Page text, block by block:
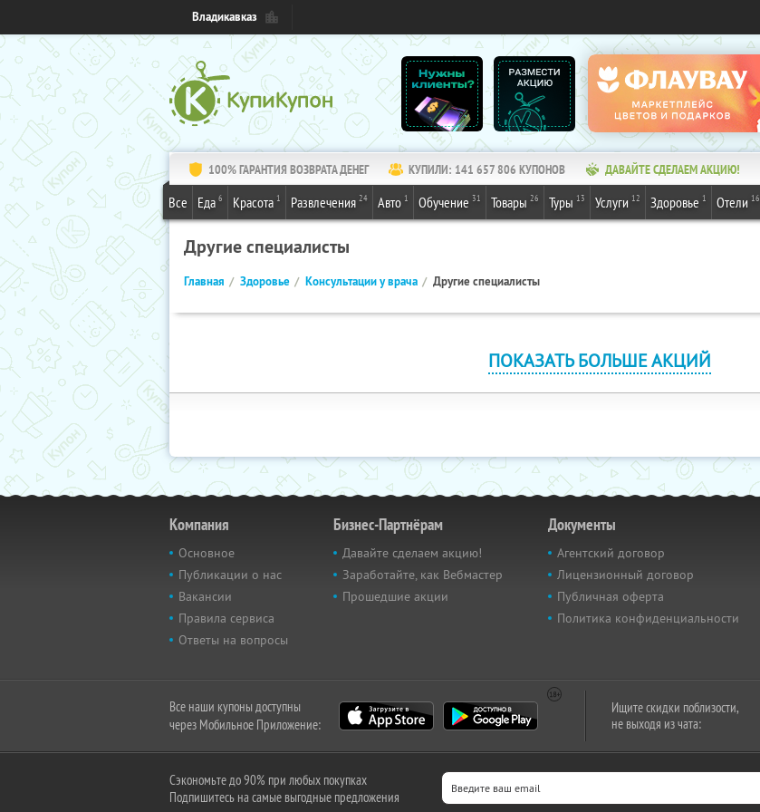
Владикавказ
100% ГАРАНТИЯ ВОЗВРАТА ДЕНЕГ КУПИЛИ: 141 657 806 КУПОНОВ ДАВАЙТЕ СДЕЛАЕМ АКЦИЮ!
Все Еда 6 Красота 1 Развлечения 24 Авто 1 Обучение 31 Товары 26 Туры 13 Услуги 12 Здоровье 1 Отели 16
Другие специалисты
Главная Здоровье Консультации у врача Другие специалисты
ПОКАЗАТЬ БОЛЬШЕ АКЦИЙ
Компания
Основное
Публикации о нас
Вакансии
Правила сервиса
Ответы на вопросы
Бизнес-Партнёрам
Давайте сделаем акцию!
Заработайте, как Вебмастер
Прошедшие акции
Документы
Агентский договор
Лицензионный договор
Публичная оферта
Политика конфиденциальности
Все наши купоны доступны
через Мобильное Приложение:
Ищите скидки поблизости,
не выходя из чата:
Сэкономьте до 90% при любых покупках
Подпишитесь на самые выгодные предложения